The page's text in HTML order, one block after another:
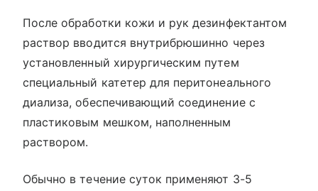
После обработки кожи и рук дезинфектантом
раствор вводится внутрибрюшинно через
установленный хирургическим путем
специальный катетер для перитонеального
диализа, обеспечивающий соединение с
пластиковым мешком, наполненным
раствором.
Обычно в течение суток применяют 3-5